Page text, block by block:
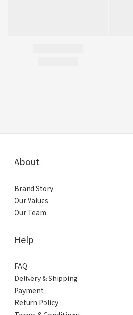
About
Brand Story
Our Values
Our Team
Help
FAQ
Delivery & Shipping
Payment
Return Policy